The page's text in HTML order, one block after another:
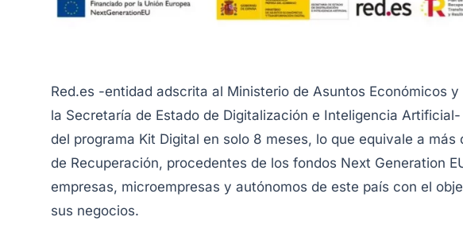
Red.es -entidad adscrita al Ministerio de Asuntos Económicos
la Secretaría de Estado de Digitalización e Inteligencia
del programa Kit Digital en solo 8 meses, lo que equivale a
de Recuperación, procedentes de los fondos Next Generation
empresas, microempresas y autónomos de este país con el
sus negocios.